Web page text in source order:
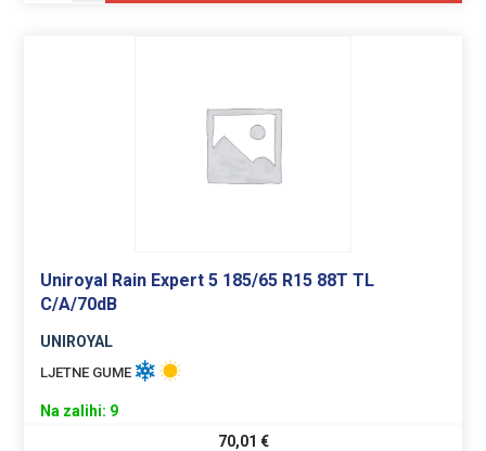
Uniroyal Rain Expert 5 185/65 R15 88T TL
C/A/70dB
UNIROYAL
LJETNE GUME
Na zalihi: 9
70,01 €